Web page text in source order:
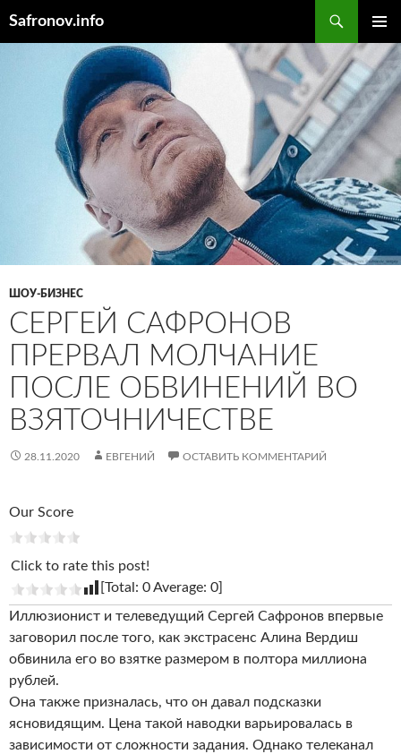
Safronov.info
МЕНЮ
СОДЕРЖИМОМУ
ШОУ-БИЗНЕС
СЕРГЕЙ САФРОНОВ
ПРЕРВАЛ МОЛЧАНИЕ
ПОСЛЕ ОБВИНЕНИЙ ВО
ВЗЯТОЧНИЧЕСТВЕ
28.11.2020 ЕВГЕНИЙ ОСТАВИТЬ КОММЕНТАРИЙ
Our Score
Click to rate this post!
[Total: 0Average: 0]
Иллюзионист и телеведущий Сергей Сафронов впервые
заговорил после того, как экстрасенс Алина Вердиш
обвинила его во взятке размером в полтора миллиона
рублей.
Она также призналась, что он давал подсказки
ясновидящим. Цена такой наводки варьировалась в
зависимости от сложности задания. Однако телеканал